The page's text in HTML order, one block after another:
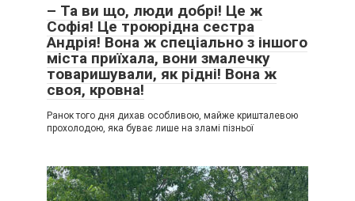
– Та ви що, люди добрі! Це ж
Софія! Це троюрідна сестра
Андрія! Вона ж спеціально з іншого
міста приїхала, вони змалечку
товаришували, як рідні! Вона ж
своя, кровна!
Ранок того дня дихав особливою, майже кришталевою
прохолодою, яка буває лише на зламі пізньої